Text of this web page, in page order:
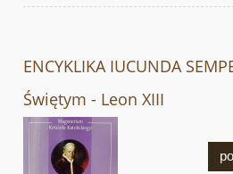
ENCYKLIKA IUCUNDA
Świętym - Leon XIII